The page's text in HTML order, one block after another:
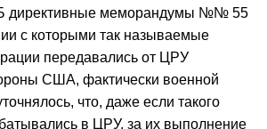
директивные меморандумы №№ 55
с которыми так называемые
передавались от ЦРУ
США, фактически военной
что, даже если такого
в ЦРУ, за их выполнение